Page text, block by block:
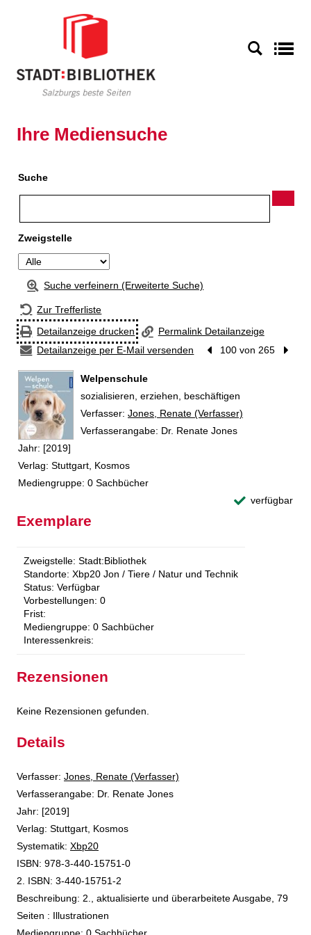
Ihre Mediensuche
Suche
Zweigstelle
Suche verfeinern (Erweiterte Suche)
Zur Trefferliste
Detailanzeige drucken
Permalink Detailanzeige
Detailanzeige per E-Mail versenden
Vorheriger Treffer
100 von 265
Welpenschule
sozialisieren, erziehen, beschäftigen
Verfasser: Suche nach diesem Verfasser
Jones, Renate (Verfasser)
Verfasserangabe: Dr. Renate Jones
Jahr: [2019]
Verlag: Stuttgart, Kosmos
Mediengruppe: 0 Sachbücher
verfügbar
Exemplare
Zweigstelle: Stadt:Bibliothek
Standorte: Xbp20 Jon / Tiere / Natur und Technik
Status: Verfügbar
Vorbestellungen: 0
Frist:
Mediengruppe: 0 Sachbücher
Interessenkreis:
Rezensionen
Keine Rezensionen gefunden.
Details
Verfasser: Suche nach diesem Verfasser
Jones, Renate (Verfasser)
Verfasserangabe: Dr. Renate Jones
Jahr: [2019]
Verlag: Stuttgart, Kosmos
opens in new tab
Diesen Link in neuem Tab öffnen
Systematik: Suche nach dieser Systematik
Xbp20
Suche nach diesem Interessenskreis
ISBN: 978-3-440-15751-0
2. ISBN: 3-440-15751-2
Beschreibung: 2., aktualisierte und überarbeitete Ausgabe, 79
Seiten : Illustrationen